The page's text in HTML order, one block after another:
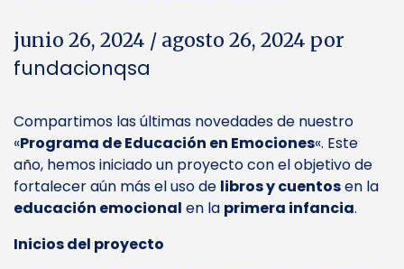
junio 26, 2024 / agosto 26, 2024 por
fundacionqsa
Compartimos las últimas novedades de nuestro
«Programa de Educación en Emociones«. Este
año, hemos iniciado un proyecto con el objetivo de
fortalecer aún más el uso de libros y cuentosen la
educación emocional en la primera infancia.
Inicios del proyecto